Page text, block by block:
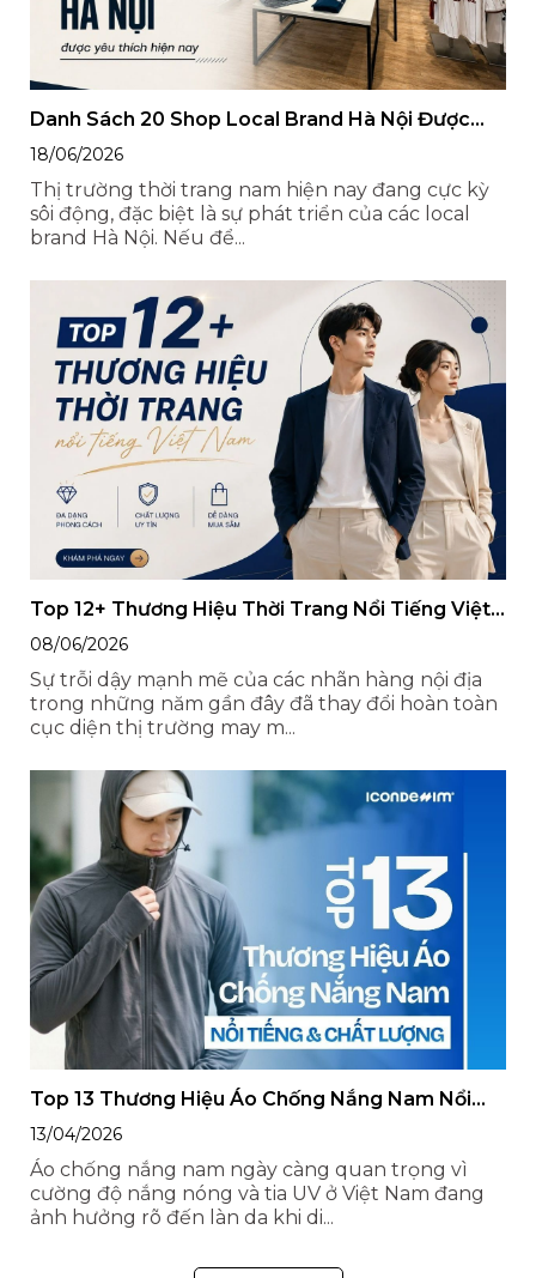
Danh Sách 20 Shop Local Brand Hà Nội Được
Yêu Thích Hiện Nay
18/06/2026
Thị trường thời trang nam hiện nay đang cực kỳ
sôi động, đặc biệt là sự phát triển của các local
brand Hà Nội. Nếu để...
Top 12+ Thương Hiệu Thời Trang Nổi Tiếng Việt
Nam
08/06/2026
Sự trỗi dậy mạnh mẽ của các nhãn hàng nội địa
trong những năm gần đây đã thay đổi hoàn toàn
cục diện thị trường may m...
Top 13 Thương Hiệu Áo Chống Nắng Nam Nổi
Tiếng, Chất Lượng
13/04/2026
Áo chống nắng nam ngày càng quan trọng vì
cường độ nắng nóng và tia UV ở Việt Nam đang
ảnh hưởng rõ đến làn da khi di...